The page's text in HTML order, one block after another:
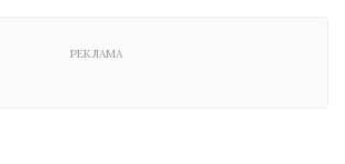
РЕКЛАМА